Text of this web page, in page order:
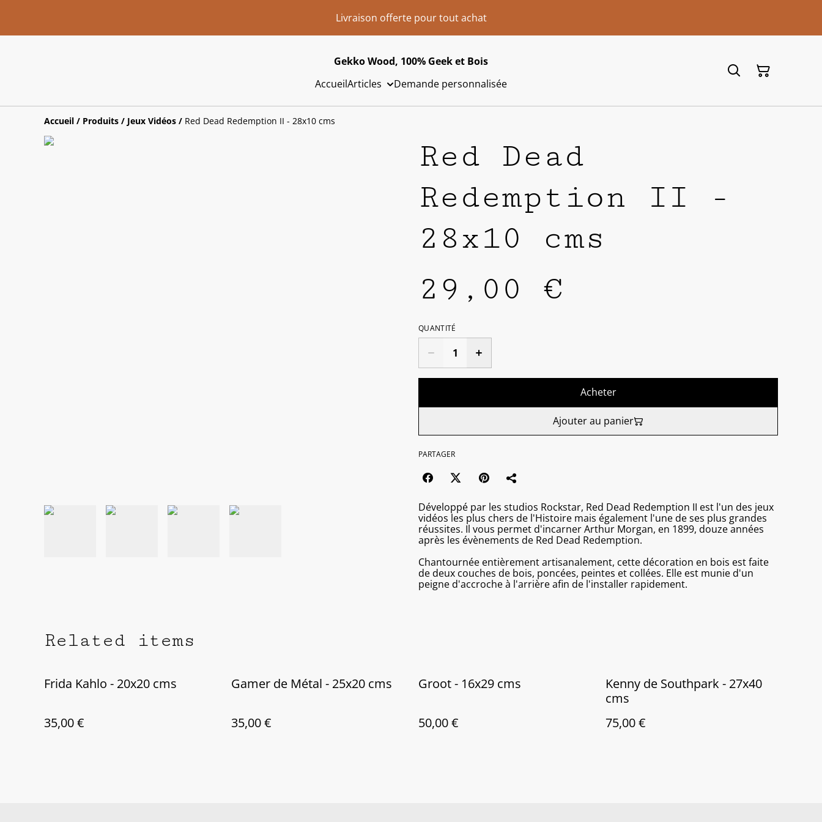
Livraison offerte pour tout achat
Gekko Wood, 100% Geek et Bois
AccueilArticles Demande personnalisée
Accueil / Produits / Jeux Vidéos / Red Dead Redemption II - 28x10 cms
Red Dead
Redemption II -
28x10 cms
29,00 €
QUANTITÉ
Acheter
Ajouter au panier
PARTAGER
Développé par les studios Rockstar, Red Dead Redemption II est l'un des jeux
vidéos les plus chers de l'Histoire mais également l'une de ses plus grandes
réussites. Il vous permet d'incarner Arthur Morgan, en 1899, douze années
après les évènements de Red Dead Redemption.
Chantournée entièrement artisanalement, cette décoration en bois est faite
de deux couches de bois, poncées, peintes et collées. Elle est munie d'un
peigne d'accroche à l'arrière afin de l'installer rapidement.
Related items
Frida Kahlo - 20x20 cms
35,00 €
Gamer de Métal - 25x20 cms
35,00 €
Groot - 16x29 cms
50,00 €
Kenny de Southpark - 27x40
cms
75,00 €